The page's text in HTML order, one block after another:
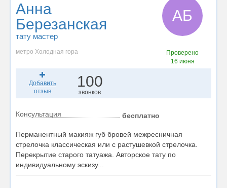
Анна
Березанская
тату мастер
АБ
метро Холодная гора
Проверено
16 июня
Добавить
отзыв
100
звонков
Консультация бесплатно
Перманентный макияж губ бровей межресничная
стрелочка классическая или с растушевкой стрелочка.
Перекрытие старого татуажа. Авторское тату по
индивидуальному эскизу...